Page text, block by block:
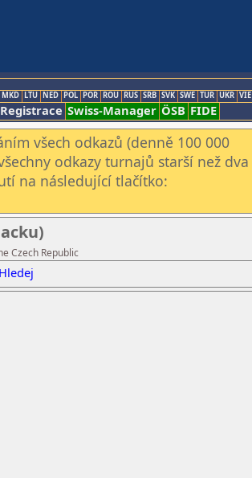
MKD LTU NED POL POR ROU RUS SRB SVK SWE TUR UKR VIE
Swiss-Manager ÖSB FIDE
všech odkazů (denně 100 000
odkazy turnajů starší než dva
na následující tlačítko:
Czech Republic
Hledej